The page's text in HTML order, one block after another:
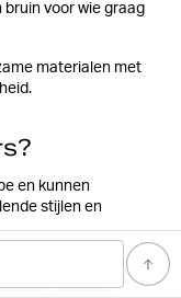
bruin voor wie graag
materialen met
en kunnen
stijlen en
je klassieke sneakers
of neutrale